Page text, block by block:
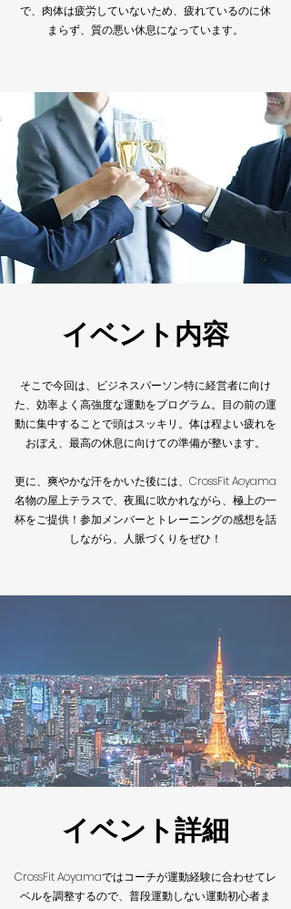
で、肉体は疲労していないため、疲れているのに休
まらず、質の悪い休息になっています。
イベント内容
そこで今回は、ビジネスパーソン特に経営者に向け
た、効率よく高強度な運動をプログラム。目の前の運
動に集中することで頭はスッキリ。体は程よい疲れを
おぼえ、最高の休息に向けての準備が整います。
更に、爽やかな汗をかいた後には、CrossFit Aoyama
名物の屋上テラスで、夜風に吹かれながら、極上の一
杯をご提供！参加メンバーとトレーニングの感想を話
しながら、人脈づくりをぜひ！
イベント詳細
CrossFit Aoyamaではコーチが運動経験に合わせてレ
ベルを調整するので、普段運動しない運動初心者ま